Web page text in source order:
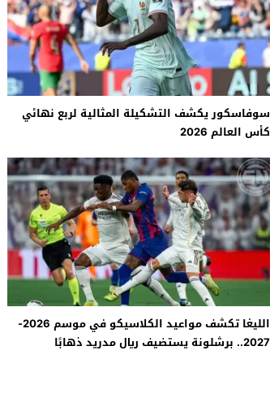
سوفاسكور يكشف التشكيلة المثالية لربع نهائي
كأس العالم 2026
الليغا تكشف مواعيد الكلاسيكو في موسم 2026-
2027.. برشلونة يستضيف ريال مدريد ذهابًا